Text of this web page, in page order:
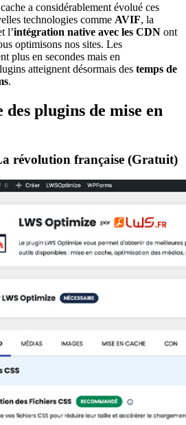
a considérablement évolué ces
technologies comme AVIF, la
l’intégration native avec les CDN ont
optimisons nos sites. Les
plus en secondes mais en
atteignent désormais des temps de
.
plugins de mise en
révolution française (Gratuit)